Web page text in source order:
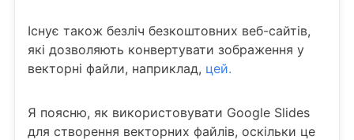
Існує також безліч безкоштовних веб-сайтів,
які дозволяють конвертувати зображення у
векторні файли, наприклад, цей.
Я поясню, як використовувати Google Slides
для створення векторних файлів, оскільки це